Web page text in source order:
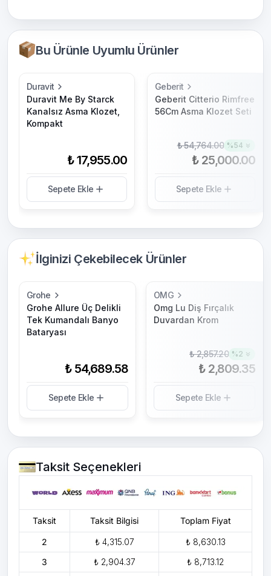
Bu Ürünle Uyumlu Ürünler
Duravit
Duravit Me By Starck
Kanalsız Asma Klozet,
Kompakt
₺ 17,955.00
Sepete Ekle
Geberit
Geberit Citterio Rimfree
56Cm Asma Klozet Seti
₺ 54,764.00 %54
₺ 25,000.00
Sepete Ekle
İlginizi Çekebilecek Ürünler
Grohe
Grohe Allure Üç Delikli
Tek Kumandalı Banyo
Bataryası
₺ 54,689.58
Sepete Ekle
OMG
Omg Lu Diş Fırçalık
Duvardan Krom
₺ 2,857.20 %2
₺ 2,809.35
Sepete Ekle
Taksit Seçenekleri
Taksit Taksit Bilgisi Toplam Fiyat
2 ₺ 4,315.07
₺ 8,630.13
3
₺ 2,904.37
₺ 8,713.12